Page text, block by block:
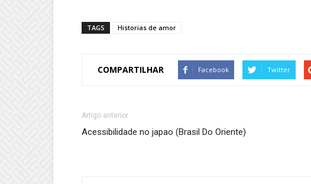
TAGS Historias de amor
COMPARTILHAR Facebook Twitter
Artigo anterior
Acessibilidade no japao (Brasil Do Oriente)